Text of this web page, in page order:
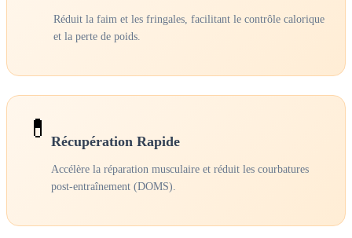
Réduit la faim et les fringales, facilitant le contrôle calorique
et la perte de poids.
💊 Récupération Rapide
Accélère la réparation musculaire et réduit les courbatures
post-entraînement (DOMS).